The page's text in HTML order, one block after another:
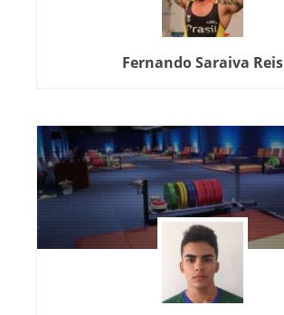
Fernando Saraiva Reis